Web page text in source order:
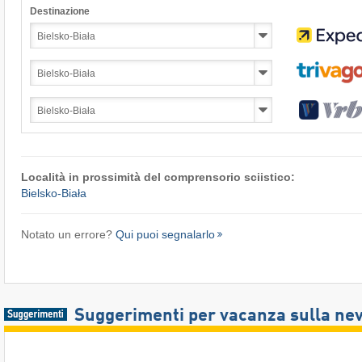
Destinazione
Località in prossimità del comprensorio sciistico:
Bielsko-Biała
Notato un errore? Qui puoi segnalarlo
Suggerimenti per vacanza sulla